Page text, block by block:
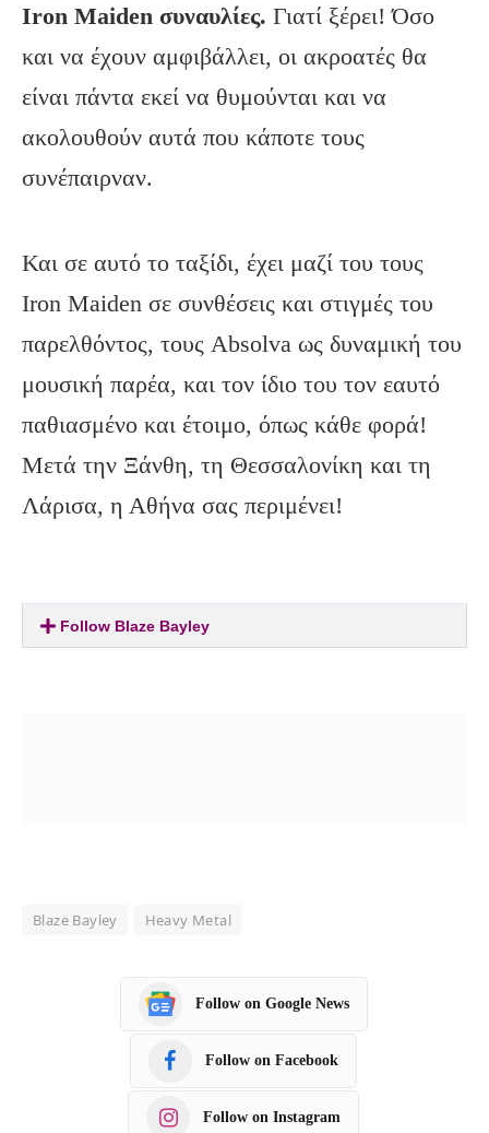
Iron Maiden συναυλίες. Γιατί ξέρει! Όσο
και να έχουν αμφιβάλλει, οι ακροατές θα
είναι πάντα εκεί να θυμούνται και να
ακολουθούν αυτά που κάποτε τους
συνέπαιρναν.
Και σε αυτό το ταξίδι, έχει μαζί του τους
Ιron Maiden σε συνθέσεις και στιγμές του
παρελθόντος, τους Absolva ως δυναμική του
μουσική παρέα, και τον ίδιο του τον εαυτό
παθιασμένο και έτοιμο, όπως κάθε φορά!
Μετά την Ξάνθη, τη Θεσσαλονίκη και τη
Λάρισα, η Αθήνα σας περιμένει!
Follow Blaze Bayley
Blaze Bayley Heavy Metal
Follow on Google News
Follow on Facebook
Follow on Instagram